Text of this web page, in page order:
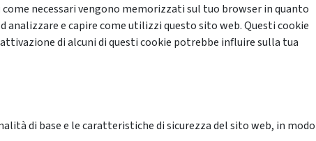
necessari vengono memorizzati sul tuo browser in quanto
e capire come utilizzi questo sito web. Questi cookie
di alcuni di questi cookie potrebbe influire sulla tua
di base e le caratteristiche di sicurezza del sito web, in modo